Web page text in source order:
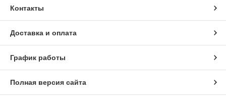
Контакты
Доставка и оплата
График работы
Полная версия сайта